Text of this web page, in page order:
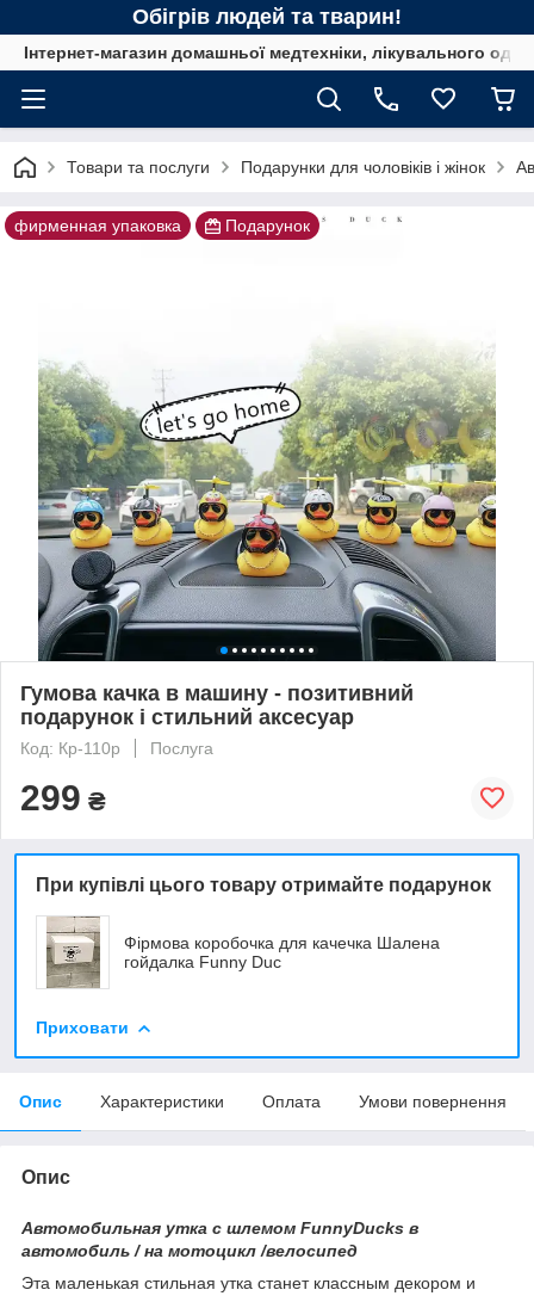
Обігрів людей та тварин!
Інтернет-магазин домашньої медтехніки, лікувального
Товари та послуги Подарунки для чоловіків і жінок
фирменная упаковка Подарунок
Гумова качка в машину - позитивний
подарунок і стильний аксесуар
Код: Кр-110р Послуга
299 ₴
При купівлі цього товару отримайте подарунок
Фірмова коробочка для качечка Шалена
гойдалка Funny Duc
Приховати
Опис Характеристики Оплата Умови повернення
Опис
Автомобильная утка с шлемом FunnyDucks в
автомобиль / на мотоцикл /велосипед
Эта маленькая стильная утка станет классным декором и